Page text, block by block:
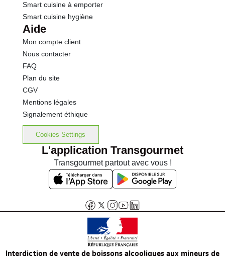
Smart cuisine à emporter
Smart cuisine hygiène
Aide
Mon compte client
Nous contacter
FAQ
Plan du site
CGV
Mentions légales
Signalement éthique
Cookies Settings
L'application Transgourmet
Transgourmet partout avec vous !
Interdiction de vente de boissons alcooliques aux mineurs de